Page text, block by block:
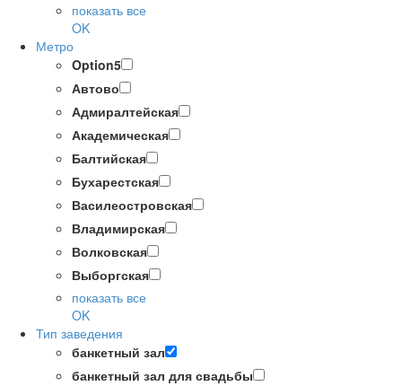
показать все
OK
Метро
Option5
Автово
Адмиралтейская
Академическая
Балтийская
Бухарестская
Василеостровская
Владимирская
Волковская
Выборгская
показать все
OK
Тип заведения
банкетный зал
банкетный зал для свадьбы